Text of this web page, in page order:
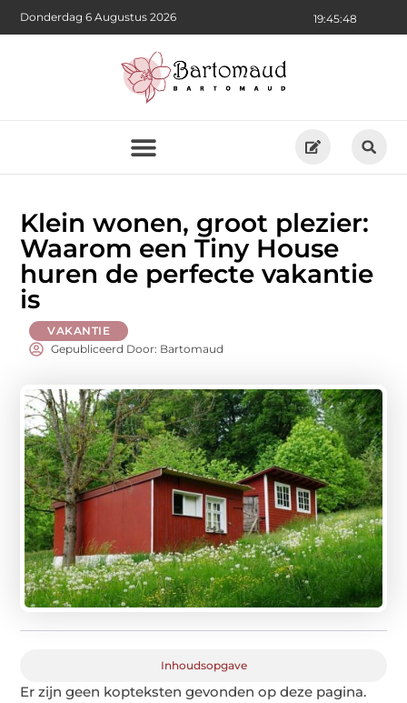
19:45:49
Donderdag 6 Augustus 2026
Klein wonen, groot plezier:
Waarom een Tiny House
huren de perfecte vakantie
is
VAKANTIE
Gepubliceerd Door: Bartomaud
Inhoudsopgave
Er zijn geen kopteksten gevonden op deze pagina.